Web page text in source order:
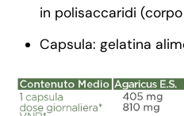
in polisaccaridi
Capsula: gelatina